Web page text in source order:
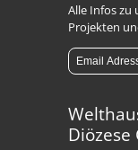
Alle Infos zu
Projekten
Diözese